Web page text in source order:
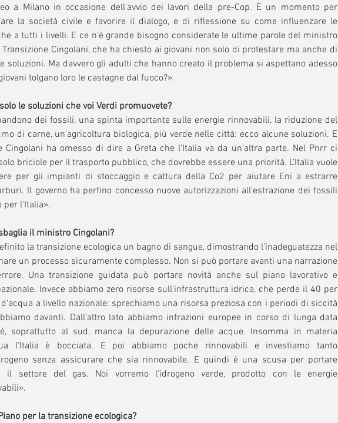
a Milano in occasione dell'avvio dei lavori della pre-Cop. È un momento per
la società civile e favorire il dialogo, e di riflessione su come influenzare le
a tutti i livelli. E ce n'è grande bisogno considerate le ultime parole del ministro
Cingolani, che ha chiesto ai giovani non solo di protestare ma anche di
soluzioni. Ma davvero gli adulti che hanno creato il problema si aspettano adesso
tolgano loro le castagne dal fuoco?».
le soluzioni che voi Verdi promuovete?
dei fossili, una spinta importante sulle energie rinnovabili, la riduzione del
di carne, un'agricoltura biologica, più verde nelle città: ecco alcune soluzioni. E
Cingolani ha omesso di dire a Greta che l'Italia va da un'altra parte. Nel Pnrr ci
briciole per il trasporto pubblico, che dovrebbe essere una priorità. L'Italia vuole
per gli impianti di stoccaggio e cattura della Co2 per aiutare Eni a estrarre
Il governo ha perfino concesso nuove autorizzazioni all'estrazione dei fossili
per l'Italia».
il ministro Cingolani?
la transizione ecologica un bagno di sangue, dimostrando l'inadeguatezza nel
un processo sicuramente complesso. Non si può portare avanti una narrazione
Una transizione guidata può portare novità anche sul piano lavorativo e
Invece abbiamo zero risorse sull'infrastruttura idrica, che perde il 40 per
a livello nazionale: sprechiamo una risorsa preziosa con i periodi di siccità
davanti. Dall'altro lato abbiamo infrazioni europee in corso di lunga data
soprattutto al sud, manca la depurazione delle acque. Insomma in materia
l'Italia è bocciata. E poi abbiamo poche rinnovabili e investiamo tanto
senza assicurare che sia rinnovabile. E quindi è una scusa per portare
il settore del gas. Noi vorremo l'idrogeno verde, prodotto con le energie
per la transizione ecologica?